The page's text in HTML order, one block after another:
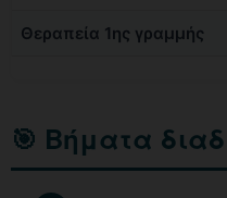
Θεραπεία 1ης γραμμής
🎯 Βήματα